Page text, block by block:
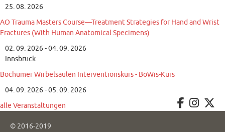
25. 08. 2026
AO Trauma Masters Course—Treatment Strategies for Hand and Wrist
Fractures (With Human Anatomical Specimens)
02. 09. 2026 - 04. 09. 2026
Innsbruck
Bochumer Wirbelsäulen Interventionskurs - BoWis-Kurs
04. 09. 2026 - 05. 09. 2026
alle Veranstaltungen
© 2016-2019